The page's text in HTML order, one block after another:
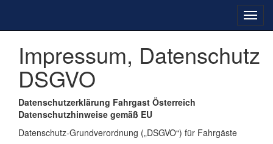
Impressum, Datenschutz
DSGVO
Datenschutzerklärung Fahrgast Österreich
Datenschutzhinweise gemäß EU
Datenschutz-Grundverordnung („DSGVO“) für Fahrgäste